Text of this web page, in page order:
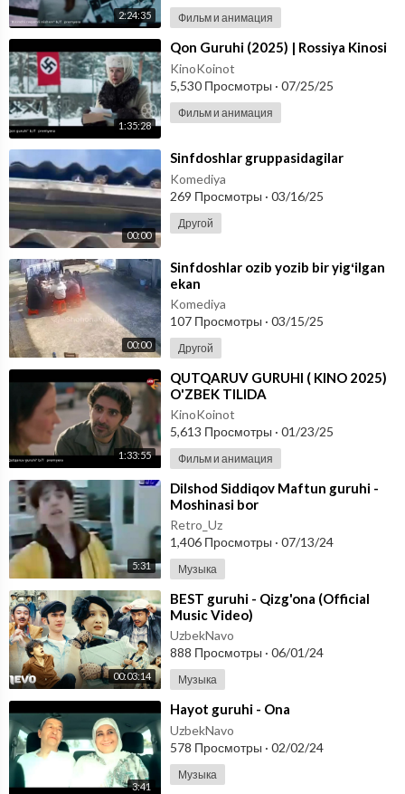
2:24:35 Фильм и анимация
1:35:28
⁣Qon Guruhi (2025) | Rossiya Kinosi
KinoKoinot
5,530 Просмотры · 07/25/25
Фильм и анимация
00:00
⁣Sinfdoshlar gruppasidagilar
Komediya
269 Просмотры · 03/16/25
Другой
00:00
⁣Sinfdoshlar ozib yozib bir yigʻilgan
ekan
Komediya
107 Просмотры · 03/15/25
Другой
1:33:55
⁣QUTQARUV GURUHI ( KINO 2025)
O'ZBEK TILIDA
KinoKoinot
5,613 Просмотры · 01/23/25
Фильм и анимация
5:31
⁣Dilshod Siddiqov Maftun guruhi -
Moshinasi bor
Retro_Uz
1,406 Просмотры · 07/13/24
Музыка
00:03:14
⁣BEST guruhi - Qizg'ona (Official
Music Video)
UzbekNavo
888 Просмотры · 06/01/24
Музыка
3:41
⁣Hayot guruhi - Ona
UzbekNavo
578 Просмотры · 02/02/24
Музыка